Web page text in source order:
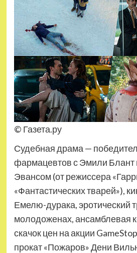
© Газета.ру
Судебная драма —
фармацевтов с Эмили Блант
Эвансом (от режиссера
«Фантастических тварей»),
Емелю-дурака, эротический
молодоженах, ансамблевая
скачок цен на акции
прокат «Пожаров» Дени